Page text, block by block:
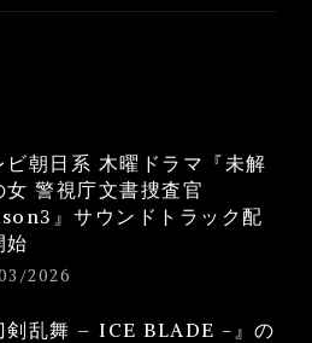
ビ朝日系 木曜ドラマ『未解
女 警視庁文書捜査官
』サウンドトラック配
始
2026
剣乱舞 – ICE BLADE -』の